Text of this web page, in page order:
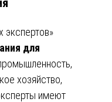
для
хозяйство,
имеют